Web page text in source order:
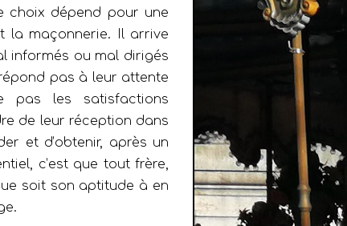
choix dépend pour une
la maçonnerie. Il arrive
informés ou mal dirigés
pas à leur attente
pas les satisfactions
de leur réception dans
et d’obtenir, après un
c’est que tout frère,
soit son aptitude à en